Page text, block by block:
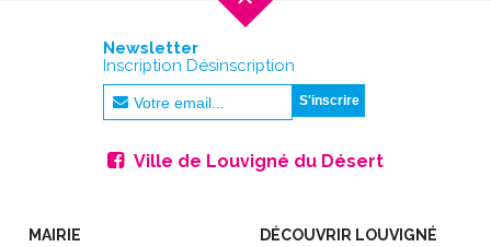
Newsletter
Inscription Désinscription
Ville de Louvigné du Désert
MAIRIE DÉCOUVRIR LOUVIGNÉ